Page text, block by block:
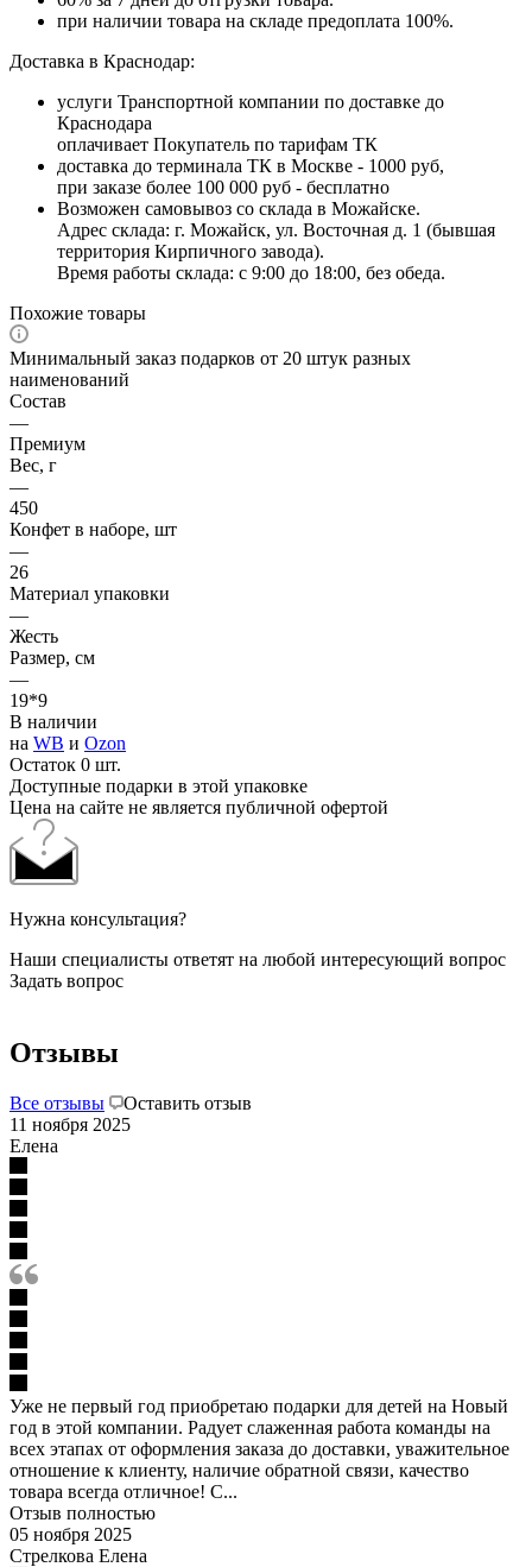
при наличии товара на складе предоплата 100%.
Доставка в Краснодар:
услуги Транспортной компании по доставке до
Краснодара
оплачивает Покупатель по тарифам ТК
доставка до терминала ТК в Москве - 1000 руб,
при заказе более 100 000 руб - бесплатно
Возможен самовывоз со склада в Можайске.
Адрес склада: г. Можайск, ул. Восточная д. 1 (бывшая
территория Кирпичного завода).
Время работы склада: с 9:00 до 18:00, без обеда.
Похожие товары
Минимальный заказ подарков от 20 штук разных
наименований
Состав
—
Премиум
Вес, г
—
450
Конфет в наборе, шт
—
26
Материал упаковки
—
Жесть
Размер, см
—
19*9
В наличии
на WB и Ozon
Остаток 0 шт.
Доступные подарки в этой упаковке
Цена на сайте не является публичной офертой
Нужна консультация?
Наши специалисты ответят на любой интересующий вопрос
Задать вопрос
Отзывы
Все отзывы
Оставить отзыв
11 ноября 2025
Елена
Уже не первый год приобретаю подарки для детей на Новый
год в этой компании. Радует слаженная работа команды на
всех этапах от оформления заказа до доставки, уважительное
отношение к клиенту, наличие обратной связи, качество
товара всегда отличное! С...
Отзыв полностью
05 ноября 2025
Стрелкова Елена